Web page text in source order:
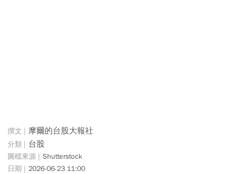
摩爾的台股大報社
台股
Shutterstock
2026-06-23 11:00